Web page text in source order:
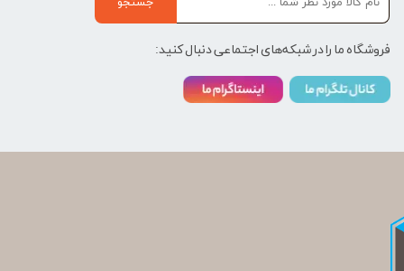
فروشگاه ما را در شبکه‌های اجتماعی دنبال کنید: